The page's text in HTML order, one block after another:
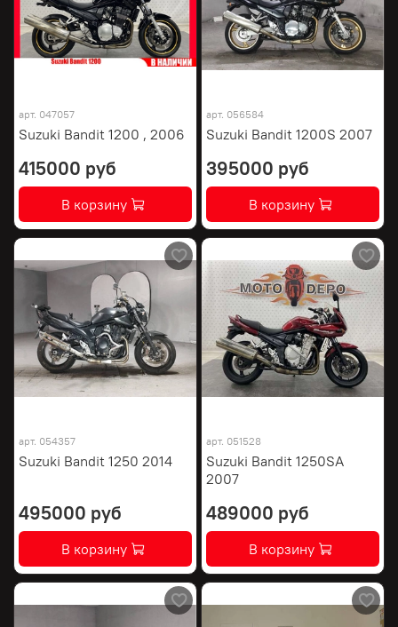
арт. 047057
Suzuki Bandit 1200 , 2006
415000 руб
В корзину
арт. 056584
Suzuki Bandit 1200S 2007
395000 руб
В корзину
арт. 054357
Suzuki Bandit 1250 2014
495000 руб
В корзину
арт. 051528
Suzuki Bandit 1250SA
2007
489000 руб
В корзину